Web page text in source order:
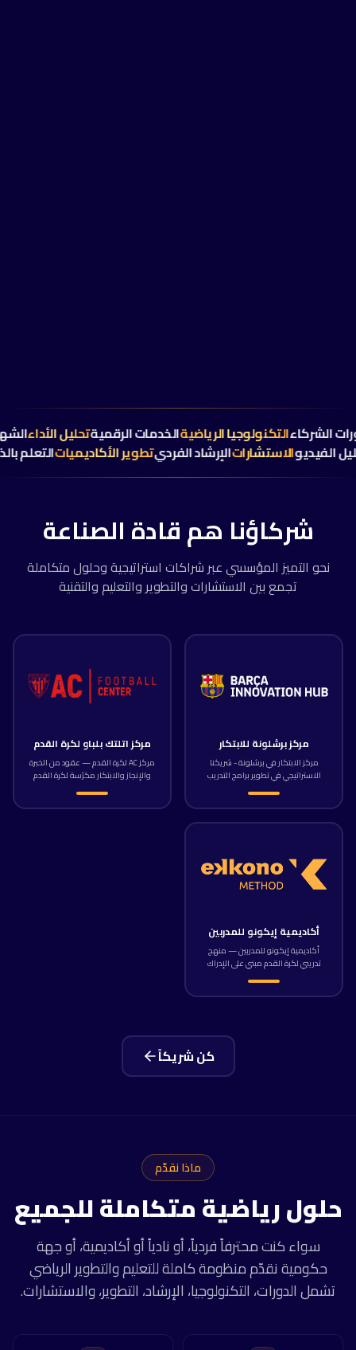
تحليلالخدمات الرقميةالتكنولوجيا الرياضيةدورات الشركاء
التعلم بالذكاءتطوير الأكاديمياتالإرشاد الفرديالاستشارات
شركاؤنا هم قادة الصناعة
نحو التميز المؤسسي عبر شراكات استراتيجية وحلول متكاملة
تجمع بين الاستشارات والتطوير والتعليم والتقنية
مركز برشلونة للابتكار
مركز الابتكار في برشلونة - شريكنا
الاستراتيجي في تطوير برامج التدريب
مركز اتلتك بلباو لكرة القدم
مركز AC لكرة القدم — عقود من الخبرة
والإنجاز والابتكار مكرّسة لكرة القدم
مواهب نادي أتلتيك بلباو ومعرفته
أكاديمية إيكونو للمدربين
أكاديمية إيكونو للمدربين — منهج
تدريبي لكرة القدم مبني على الإدراك
الماضي. يُستخدم في أكثر من 40 ناديًا
ونادٍ في تطوير لاعبين أذكى وفرق أكثر
كن شريكاً
ماذا نقدّم
حلول رياضية متكاملة للجميع
سواء كنت محترفاً فردياً، أو نادياً أو أكاديمية، أو جهة
حكومية نقدّم منظومة كاملة للتعليم والتطوير الرياضي
تشمل الدورات، التكنولوجيا، الإرشاد، التطوير، والاستشارات.